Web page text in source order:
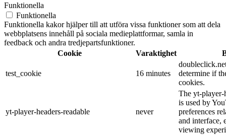
Funktionella
Funktionella
Funktionella kakor hjälper till att utföra vissa funktioner som att dela
webbplatsens innehåll på sociala medieplattformar, samla in
feedback och andra tredjepartsfunktioner.
Cookie
Varaktighet
test_cookie 16 minutes
determine if
cookies.
yt-player-headers-readable never
The yt-player-
is used by
preferences
and interface,
viewing